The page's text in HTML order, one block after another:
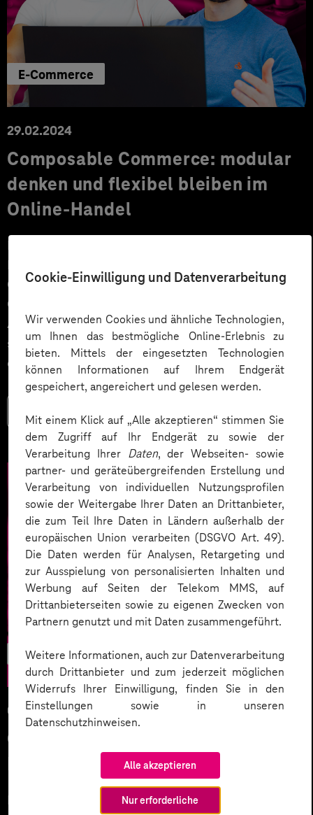
Cookie-Einwilligung und Datenverarbeitung
Wir verwenden Cookies und ähnliche Technologien,
um Ihnen das bestmögliche Online-Erlebnis zu
bieten. Mittels der eingesetzten Technologien
können Informationen auf Ihrem Endgerät
gespeichert, angereichert und gelesen werden.
Mit einem Klick auf „Alle akzeptieren“ stimmen Sie
dem Zugriff auf Ihr Endgerät zu sowie der
Verarbeitung Ihrer Daten, der Webseiten- sowie
partner- und geräteübergreifenden Erstellung und
Verarbeitung von individuellen Nutzungsprofilen
sowie der Weitergabe Ihrer Daten an Drittanbieter,
die zum Teil Ihre Daten in Ländern außerhalb der
europäischen Union verarbeiten (DSGVO Art. 49).
Die Daten werden für Analysen, Retargeting und
zur Ausspielung von personalisierten Inhalten und
Werbung auf Seiten der Telekom MMS, auf
Drittanbieterseiten sowie zu eigenen Zwecken von
Partnern genutzt und mit Daten zusammengeführt.
Weitere Informationen, auch zur Datenverarbeitung
durch Drittanbieter und zum jederzeit möglichen
Widerrufs Ihrer Einwilligung, finden Sie in den
Einstellungen sowie in unseren
Datenschutzhinweisen.
Alle akzeptieren
Nur erforderliche
E-Commerce
29.02.2024
Composable Commerce: modular
denken und flexibel bleiben im
Online-Handel
Für Onlinehändler und Produzenten steht laut
Prognosen ein gutes Wachstumsjahr bevor.
Gleichzeitig werden die Kundenerwartungen an den E-
Commerce komplexer und die starren
Architekturkonzepte monolithischer Shopsysteme
stoßen an ihre Grenzen. Composable Commerce ist
das Buzzword der Stunde!
E-Commerce
01.11.2023
Green Commerce – Wandel im
Handel digital unterstützen
Nachhaltigkeit und Handel – passt das überhaupt